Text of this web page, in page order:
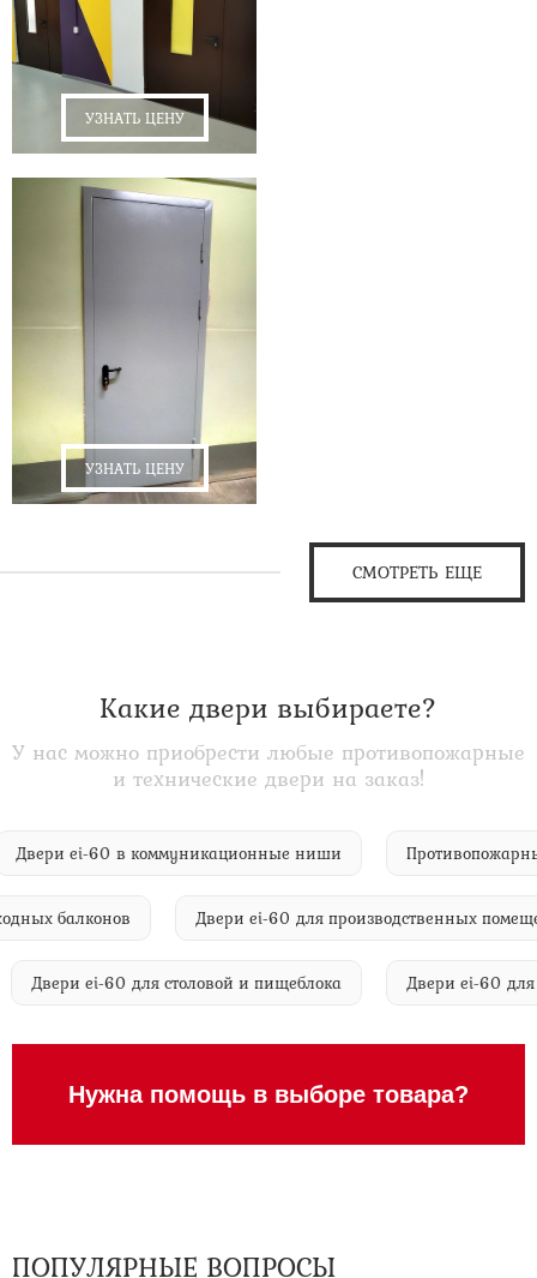
УЗНАТЬ ЦЕНУ
УЗНАТЬ ЦЕНУ
СМОТРЕТЬ ЕЩЕ
Какие двери выбираете?
У нас можно приобрести любые противопожарные
и технические двери на заказ!
Двери ei-60 в коммуникационные ниши
балконов Двери ei-60 для производственных
Двери ei-60 для столовой и пищеблока Двери ei-60
Нужна помощь в выборе товара?
ПОПУЛЯРНЫЕ ВОПРОСЫ